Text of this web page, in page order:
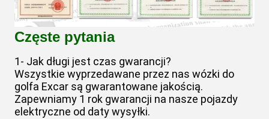
Częste pytania
1- Jak długi jest czas gwarancji?
Wszystkie wyprzedawane przez nas wózki do
golfa Excar są gwarantowane jakością.
Zapewniamy 1 rok gwarancji na nasze pojazdy
elektryczne od daty wysyłki.